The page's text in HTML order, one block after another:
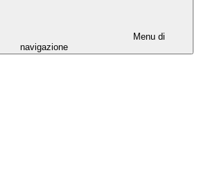
Menu di
navigazione